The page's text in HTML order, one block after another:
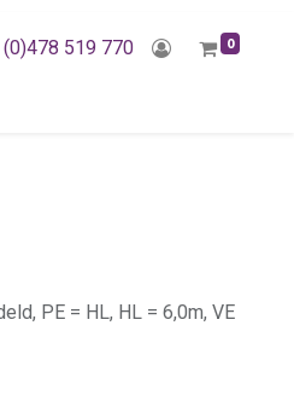
519 770 0
PE = HL, HL = 6,0m, VE